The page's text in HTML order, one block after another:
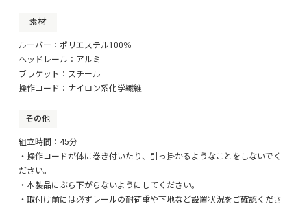
下記データにご用意していますのでぜひご活用ください。
楽天・Yahoo!用の『商品登録用CSV』『在庫設定用CSV』
『楽天用統合ページ』データはコチラ
※商品・在庫登録は必ずこのデータを使用して下さい。
(normal-item-rakuten.csv)と、
Yahoo 在庫更新用ファイル(quantity.csv)が入っています。
タを登録されると、
エラーとなる場合がございますのでお手数ですが必ず上記
のデータをご使用ください。
素材
ルーバー：ポリエステル100％
ヘッドレール：アルミ
ブラケット：スチール
操作コード：ナイロン系化学繊維
その他
組立時間：45分
・操作コードが体に巻き付いたり、引っ掛かるようなことをしないでく
ださい。
・本製品にぶら下がらないようにしてください。
・取付け前には必ずレールの耐荷重や下地など設置状況をご確認くださ